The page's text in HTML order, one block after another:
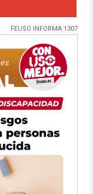
FEUSO INFORMA 1307